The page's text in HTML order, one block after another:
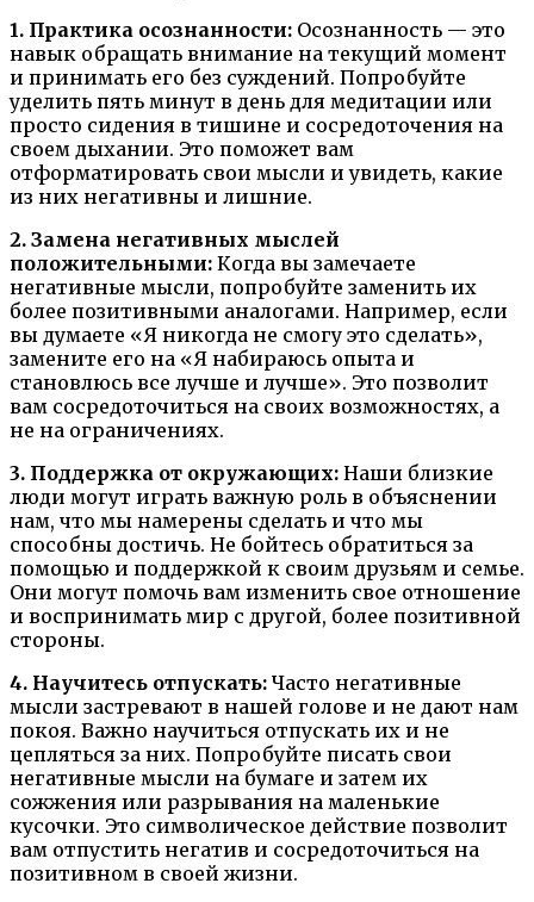
1. Практика осознанности: Осознанность — это
навык обращать внимание на текущий момент
и принимать его без суждений. Попробуйте
уделить пять минут в день для медитации или
просто сидения в тишине и сосредоточения на
своем дыхании. Это поможет вам
отформатировать свои мысли и увидеть, какие
из них негативны и лишние.
2. Замена негативных мыслей
положительными: Когда вы замечаете
негативные мысли, попробуйте заменить их
более позитивными аналогами. Например, если
вы думаете «Я никогда не смогу это сделать»,
замените его на «Я набираюсь опыта и
становлюсь все лучше и лучше». Это позволит
вам сосредоточиться на своих возможностях, а
не на ограничениях.
3. Поддержка от окружающих: Наши близкие
люди могут играть важную роль в объяснении
нам, что мы намерены сделать и что мы
способны достичь. Не бойтесь обратиться за
помощью и поддержкой к своим друзьям и семье.
Они могут помочь вам изменить свое отношение
и воспринимать мир с другой, более позитивной
стороны.
4. Научитесь отпускать: Часто негативные
мысли застревают в нашей голове и не дают нам
покоя. Важно научиться отпускать их и не
цепляться за них. Попробуйте писать свои
негативные мысли на бумаге и затем их
сожжения или разрывания на маленькие
кусочки. Это символическое действие позволит
вам отпустить негатив и сосредоточиться на
позитивном в своей жизни.